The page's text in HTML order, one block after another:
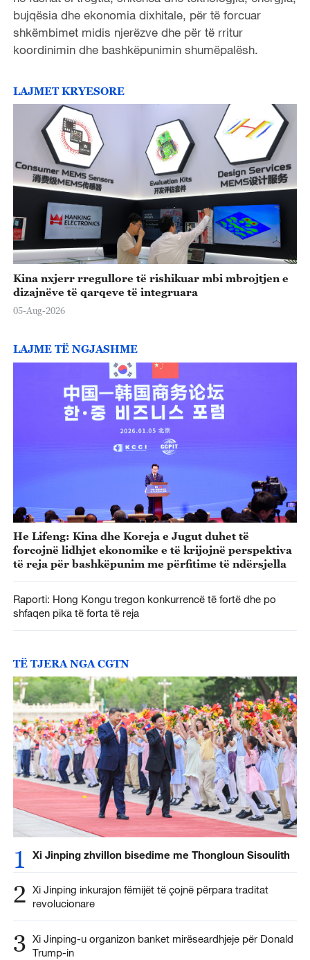
bujqësia dhe ekonomia dixhitale, për të forcuar
shkëmbimet midis njerëzve dhe për të rritur
koordinimin dhe bashkëpunimin shumëpalësh.
LAJMET KRYESORE
Kina nxjerr rregullore të rishikuar mbi mbrojtjen e
dizajnëve të qarqeve të integruara
05-Aug-2026
LAJME TË NGJASHME
He Lifeng: Kina dhe Koreja e Jugut duhet të
forcojnë lidhjet ekonomike e të krijojnë perspektiva
të reja për bashkëpunim me përfitime të ndërsjella
Raporti: Hong Kongu tregon konkurrencë të fortë dhe po
shfaqen pika të forta të reja
TË TJERA NGA CGTN
1 Xi Jinping zhvillon bisedime me Thongloun Sisoulith
2 Xi Jinping inkurajon fëmijët të çojnë përpara traditat
revolucionare
3 Xi Jinping-u organizon banket mirëseardhjeje për Donald
Trump-in